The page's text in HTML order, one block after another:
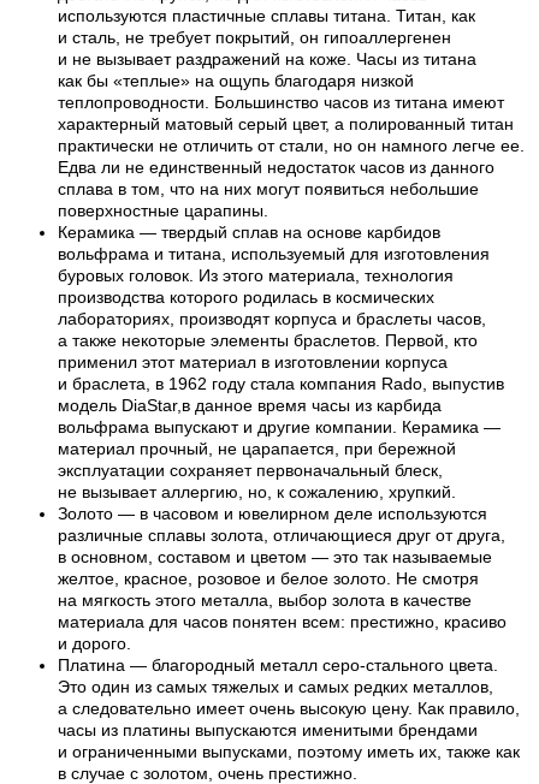
используются пластичные сплавы титана. Титан, как
и сталь, не требует покрытий, он гипоаллергенен
и не вызывает раздражений на коже. Часы из титана
как бы «теплые» на ощупь благодаря низкой
теплопроводности. Большинство часов из титана имеют
характерный матовый серый цвет, а полированный титан
практически не отличить от стали, но он намного легче ее.
Едва ли не единственный недостаток часов из данного
сплава в том, что на них могут появиться небольшие
поверхностные царапины.
Керамика — твердый сплав на основе карбидов
вольфрама и титана, используемый для изготовления
буровых головок. Из этого материала, технология
производства которого родилась в космических
лабораториях, производят корпуса и браслеты часов,
а также некоторые элементы браслетов. Первой, кто
применил этот материал в изготовлении корпуса
и браслета, в 1962 году стала компания Rado, выпустив
модель DiaStar,в данное время часы из карбида
вольфрама выпускают и другие компании. Керамика —
материал прочный, не царапается, при бережной
эксплуатации сохраняет первоначальный блеск,
не вызывает аллергию, но, к сожалению, хрупкий.
Золото — в часовом и ювелирном деле используются
различные сплавы золота, отличающиеся друг от друга,
в основном, составом и цветом — это так называемые
желтое, красное, розовое и белое золото. Не смотря
на мягкость этого металла, выбор золота в качестве
материала для часов понятен всем: престижно, красиво
и дорого.
Платина — благородный металл серо-стального цвета.
Это один из самых тяжелых и самых редких металлов,
а следовательно имеет очень высокую цену. Как правило,
часы из платины выпускаются именитыми брендами
и ограниченными выпусками, поэтому иметь их, также как
в случае с золотом, очень престижно.